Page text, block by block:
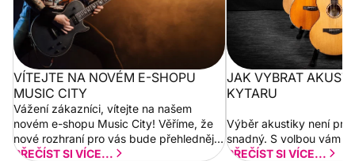
VÍTEJTE NA NOVÉM E-SHOPU
MUSIC CITY
Vážení zákazníci, vítejte na našem
novém e-shopu Music City! Věříme, že
nové rozhraní pro vás bude přehlednější
a rychlejší. Postupně budeme přidávat
PŘEČÍST SI VÍCE...
JAK VYBRAT
KYTARU
Výběr akustiky není pro
snadný. S volbou vám
PŘEČÍST SI VÍCE...